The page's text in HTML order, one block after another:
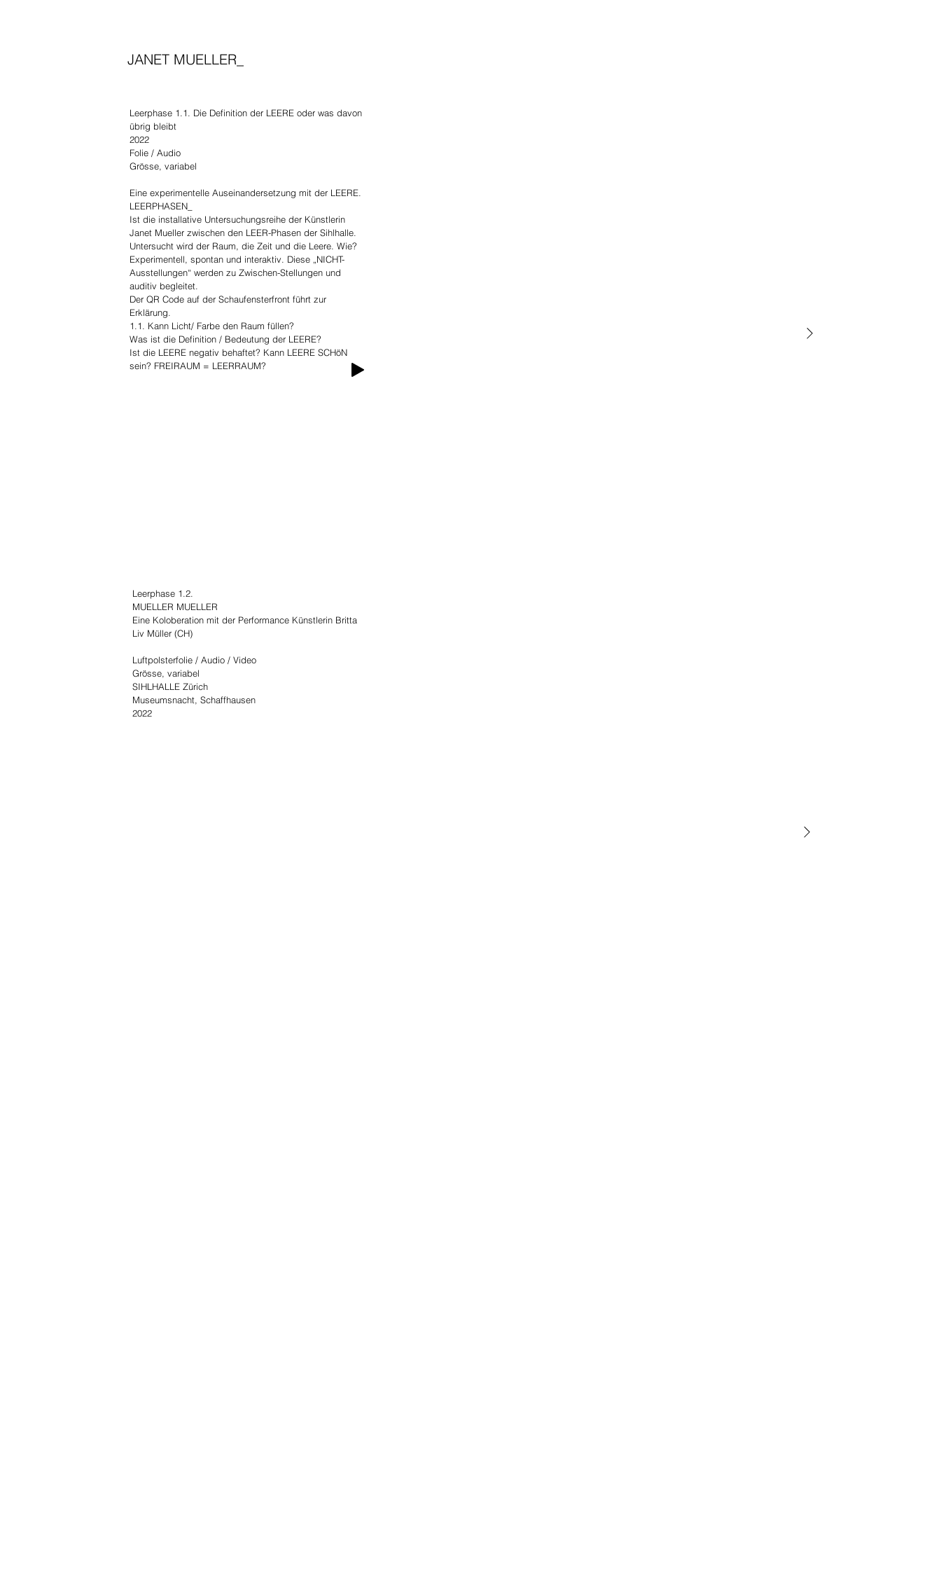
JANET MUELLER_
Leerphase 1.1. Die Definition der LEERE oder was davon
übrig bleibt
2022
Folie / Audio
Grösse, variabel
Eine experimentelle Auseinandersetzung mit der LEERE.
LEERPHASEN_
Ist die installative Untersuchungsreihe der Künstlerin
Janet Mueller zwischen den LEER-Phasen der Sihlhalle.
Untersucht wird der Raum, die Zeit und die Leere. Wie?
Experimentell, spontan und interaktiv. Diese „NICHT-
Ausstellungen“ werden zu Zwischen-Stellungen und
auditiv begleitet.
Der QR Code auf der Schaufensterfront führt zur
Erklärung.
1.1. Kann Licht/ Farbe den Raum füllen?
Was ist die Definition / Bedeutung der LEERE?
Ist die LEERE negativ behaftet? Kann LEERE SCHöN
sein? FREIRAUM = LEERRAUM?
Leerphase 1.2.
MUELLER MUELLER
Eine Koloberation mit der Performance Künstlerin Britta
Liv Müller (CH)
Luftpolsterfolie / Audio / Video
Grösse, variabel
SIHLHALLE Zürich
Museumsnacht, Schaffhausen
2022